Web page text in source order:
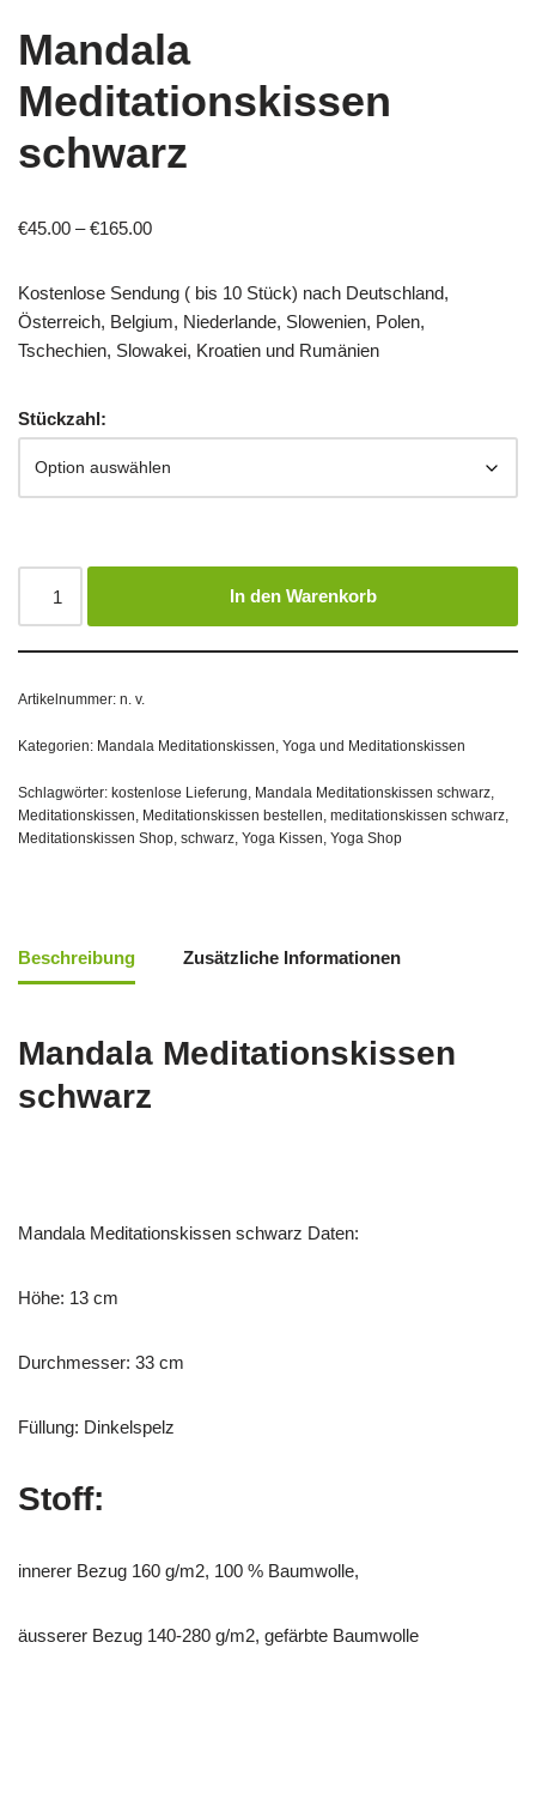
Mandala
Meditationskissen
schwarz
€45.00 –€165.00
Kostenlose Sendung ( bis 10 Stück) nach Deutschland,
Österreich, Belgium, Niederlande, Slowenien, Polen,
Tschechien, Slowakei, Kroatien und Rumänien
Stückzahl:
In den Warenkorb
Artikelnummer: n. v.
Kategorien: Mandala Meditationskissen, Yoga und Meditationskissen
Schlagwörter: kostenlose Lieferung, Mandala Meditationskissen schwarz,
Meditationskissen, Meditationskissen bestellen, meditationskissen schwarz,
Meditationskissen Shop, schwarz, Yoga Kissen, Yoga Shop
Beschreibung Zusätzliche Informationen
Mandala Meditationskissen
schwarz
Mandala Meditationskissen schwarz Daten:
Höhe: 13 cm
Durchmesser: 33 cm
Füllung: Dinkelspelz
Stoff:
innerer Bezug 160 g/m2, 100 % Baumwolle,
äusserer Bezug 140-280 g/m2, gefärbte Baumwolle